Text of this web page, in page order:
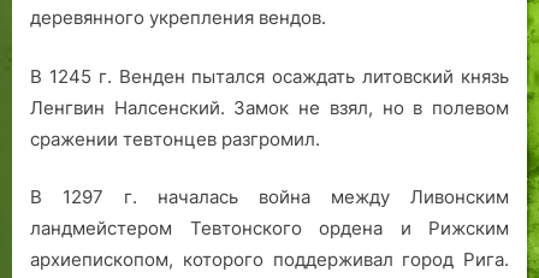
деревянного укрепления вендов.
В 1245 г. Венден пытался осаждать литовский князь
Ленгвин Налсенский. Замок не взял, но в полевом
сражении тевтонцев разгромил.
В 1297 г. началась война между Ливонским
ландмейстером Тевтонского ордена и Рижским
архиепископом, которого поддерживал город Рига.